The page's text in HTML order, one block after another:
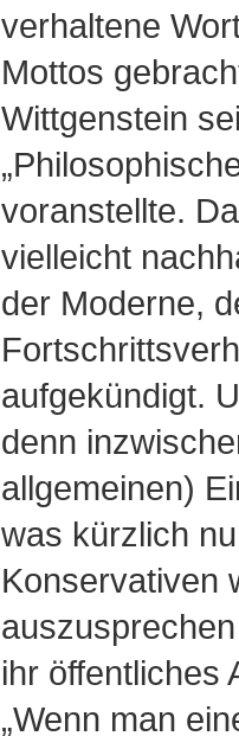
verhaltene
Mottos
Wittgenstein
voranstellte.
vielleicht
der Moderne,
aufgekündigt.
denn
allgemeinen)
was kürzlich
Konservativen
ihr öffentliches
„Wenn man